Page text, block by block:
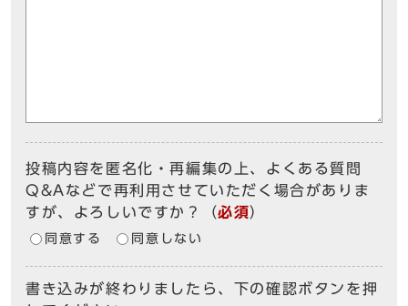
投稿内容を匿名化・再編集の上、よくある質問
Q&Aなどで再利用させていただく場合がありま
すが、よろしいですか？
（必須）
同意する 同意しない
書き込みが終わりましたら、下の確認ボタンを押